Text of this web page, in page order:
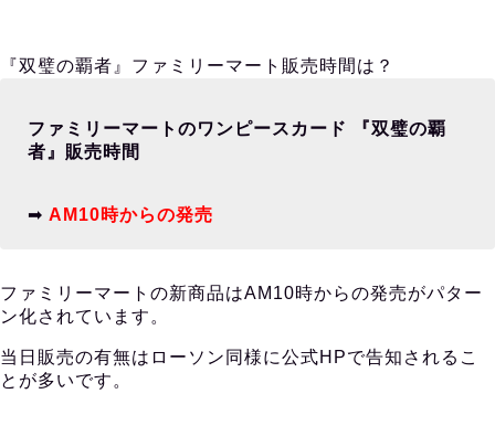
『双璧の覇者』ファミリーマート販売時間は？
ファミリーマートのワンピースカード 『双璧の覇
者』販売時間
➡︎ AM10時からの発売
ファミリーマートの新商品はAM10時からの発売がパター
ン化されています。
当日販売の有無はローソン同様に公式HPで告知されるこ
とが多いです。